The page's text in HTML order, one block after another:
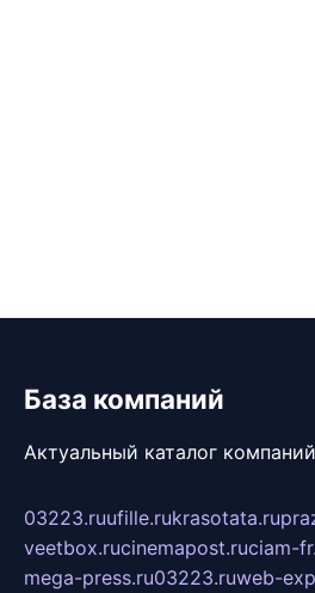
База компаний
Актуальный каталог
03223.ruufille.rukrasotata.ru
veetbox.rucinemapost.ruciam-
mega-press.ru03223.ruweb-